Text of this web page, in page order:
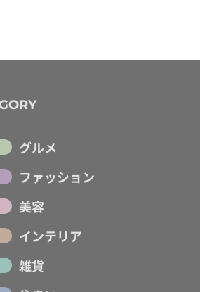
グルメ
ファッション
美容
インテリア
雑貨